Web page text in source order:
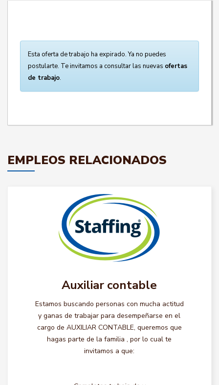
Esta oferta de trabajo ha expirado. Ya no puedes
postularte. Te invitamos a consultar las nuevas ofertas
de trabajo.
EMPLEOS RELACIONADOS
Auxiliar contable
Estamos buscando personas con mucha actitud
y ganas de trabajar para desempeñarse en el
cargo de AUXILIAR CONTABLE, queremos que
hagas parte de la familia , por lo cual te
invitamos a que: